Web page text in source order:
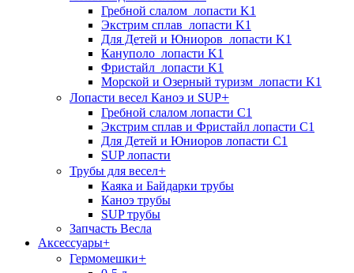
Гребной слалом_лопасти K1
Экстрим сплав_лопасти K1
Для Детей и Юниоров_лопасти K1
Кануполо_лопасти K1
Фристайл_лопасти K1
Морской и Озерный туризм_лопасти K1
Лопасти весел Каноэ и SUP+
Гребной слалом лопасти C1
Экстрим сплав и Фристайл лопасти C1
Для Детей и Юниоров лопасти C1
SUP лопасти
Трубы для весел+
Каяка и Байдарки трубы
Каноэ трубы
SUP трубы
Запчасть Весла
Аксессуары+
Гермомешки+